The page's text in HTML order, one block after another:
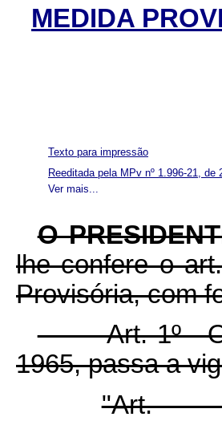
MEDIDA
Ver mais...
Texto para impressão
Reeditada pela MPv nº 1.996-21, de
O
lhe confere o
Provisória, com
Art. 1º O art.
1965, passa a